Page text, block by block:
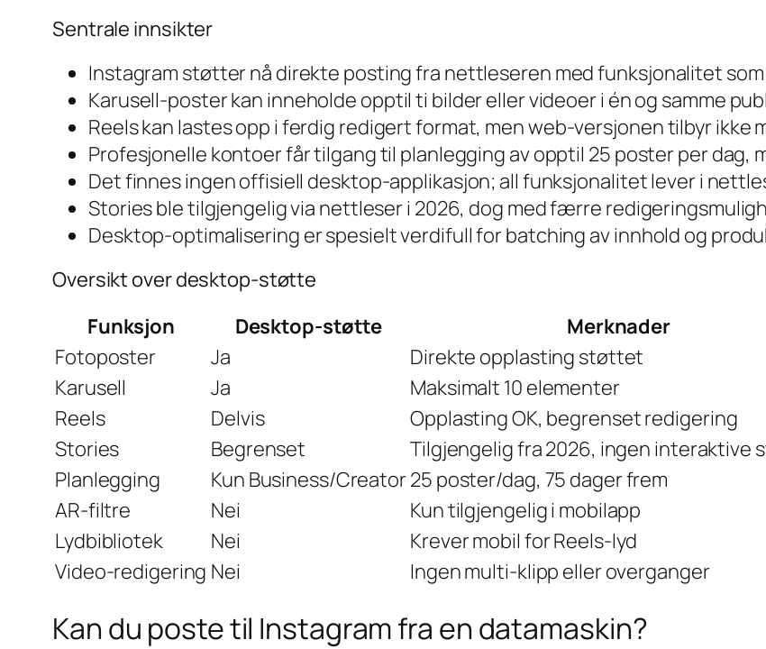
Sentrale innsikter
Instagram støtter nå direkte posting fra nettleseren med funksjonalitet
Karusell-poster kan inneholde opptil ti bilder eller videoer i én og samme
Reels kan lastes opp i ferdig redigert format, men web-versjonen tilbyr ikke
Profesjonelle kontoer får tilgang til planlegging av opptil 25 poster per dag,
Det finnes ingen offisiell desktop-applikasjon; all funksjonalitet lever i
Stories ble tilgjengelig via nettleser i 2026, dog med færre
Desktop-optimalisering er spesielt verdifull for batching av innhold og
Oversikt over desktop-støtte
Funksjon
Desktop-støtte
Merknader
Fotoposter
Ja
Direkte opplasting støttet
Karusell
Ja
Maksimalt 10 elementer
Reels
Delvis
Opplasting OK, begrenset redigering
Stories
Begrenset
Tilgjengelig fra 2026, ingen interaktive
Planlegging
Kun Business/Creator 25 poster/dag, 75 dager frem
AR-filtre
Nei
Kun tilgjengelig i mobilapp
Lydbibliotek
Nei
Krever mobil for Reels-lyd
Video-redigering Nei Ingen multi-klipp eller overganger
Kan du poste til Instagram fra en datamaskin?